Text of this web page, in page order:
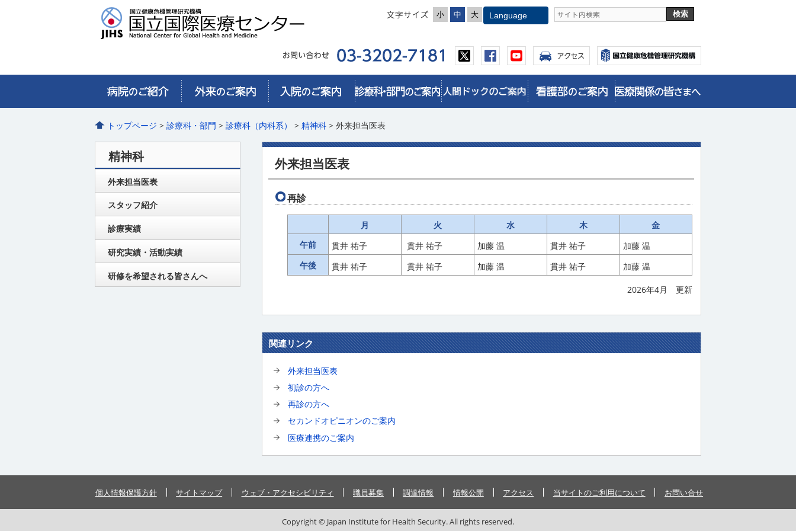
小 中 大
トップページ >診療科・部門 >診療科（内科系） >精神科 > 外来担当医表
外来担当医表
再診
月 火 水 木
金
午前
貫井 祐子 貫井 祐子 加藤 温 貫井 祐子
加藤 温
午後
貫井 祐子 貫井 祐子 加藤 温 貫井 祐子 加藤 温
2026年4月 更新
関連リンク
外来担当医表
初診の方へ
再診の方へ
セカンドオピニオンのご案内
医療連携のご案内
精神科
外来担当医表
スタッフ紹介
診療実績
研究実績・活動実績
研修を希望される皆さんへ
個人情報保護方針 サイトマップ ウェブ・アクセシビリティ 職員募集 調達情報 情報公開 アクセス 当サイトのご利用について お問い合せ
Copyright © Japan Institute for Health Security. All rights reserved.